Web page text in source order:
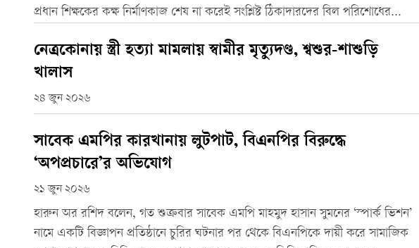
প্রধান শিক্ষকের কক্ষ নির্মাণকাজ শেষ না করেই সংশ্লিষ্ট ঠিকাদারদের বিল পরিশোধের
নেত্রকোনায় স্ত্রী হত্যা মামলায় স্বামীর মৃত্যুদণ্ড, শ্বশুর-শাশুড়ি
খালাস
২৪ জুন ২০২৬
সাবেক এমপির কারখানায় লুটপাট, বিএনপির বিরুদ্ধে
‘অপপ্রচারে’র অভিযোগ
২১ জুন ২০২৬
হারুন অর রশিদ বলেন, গত শুক্রবার সাবেক এমপি মাহমুদ হাসান সুমনের ‘স্পার্ক ভিশন’
নামে একটি বিজ্ঞাপন প্রতিষ্ঠানে চুরির ঘটনার পর থেকে বিএনপিকে দায়ী করে সামাজিক